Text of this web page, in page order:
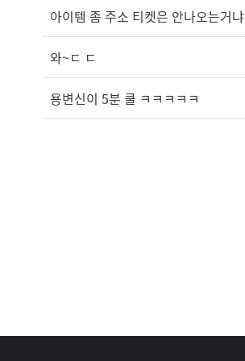
아이템 좀 주소 티켓은 안나오는거냐
와~ㄷ ㄷ
용변신이 5분 쿨 ㅋㅋㅋㅋㅋ